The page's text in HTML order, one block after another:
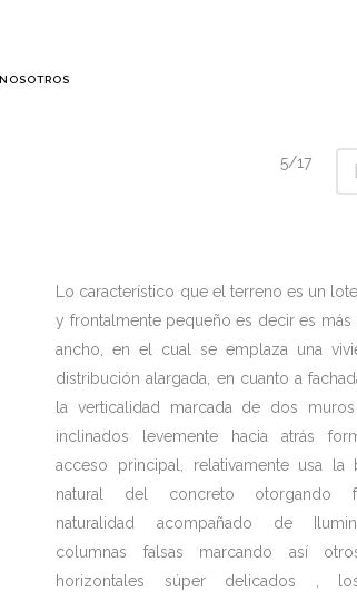
NOSOTROS
5/17
Lo característico que el terreno es un
y frontalmente pequeño es decir es más
ancho, en el cual se emplaza una
distribución alargada, en cuanto a
la verticalidad marcada de dos muros
inclinados levemente hacia atrás
acceso principal, relativamente usa la
natural del concreto otorgando
naturalidad acompañado de
columnas falsas marcando así
horizontales súper delicados ,